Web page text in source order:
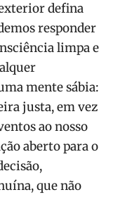
defina
responder
limpa e
mente sábia:
justa, em vez
ao nosso
aberto para o
que não